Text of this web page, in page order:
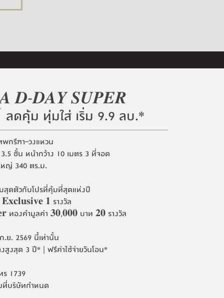
𝑫-𝑫𝑨𝒀 𝑺𝑼𝑷𝑬𝑹
ดคุ้ม ทุ่มใส่ เริ่ม 9.9 ลบ.*
กรีฑา–วงแหวน
ชั้น หน้ากว้าง 10 เมตร 3 ที่จอด
ญ่ 340 ตร.ม.
ดตัวกับโปรที่คุ้มที่สุดแห่งปี
𝟏 รางวัล
องคำมูลค่า 𝟑𝟎,𝟎𝟎𝟎 บาท 𝟐𝟎 รางวัล
ย. 2569 นี้เท่านั้น
สูงสุด 3 ปี* | ฟรีค่าใช้จ่ายวันโอน*
ร 1739
ที่บริษัทกำหนด